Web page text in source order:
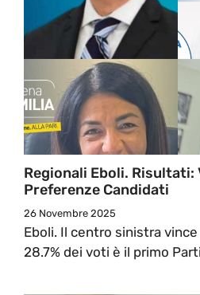
Regionali Eboli. Risultati:
Preferenze Candidati
26 Novembre 2025
Eboli. Il centro sinistra vince
28.7% dei voti è il primo